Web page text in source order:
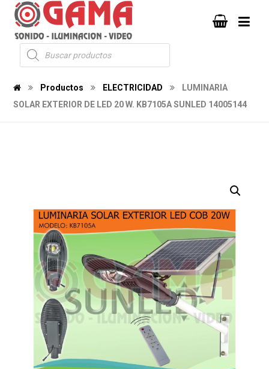
Productos ELECTRICIDAD
LUMINARIA
SOLAR EXTERIOR DE LED 20 W. KB7105A SUNLED 14005144